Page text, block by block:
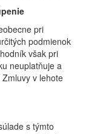
pri
podmienok
však pri
neuplatňuje a
v lehote
s týmto